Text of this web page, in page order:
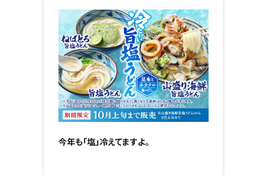
今年も「塩」冷えてますよ。